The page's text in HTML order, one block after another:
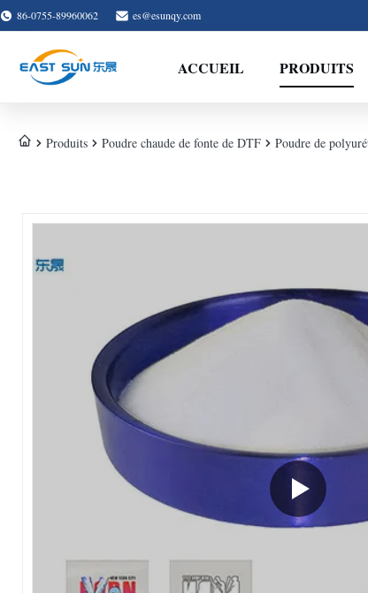
86-0755-89960062 es@esunqy.com
ACCUEIL PRODUITS
Produits Poudre chaude de fonte de DTF Poudre de